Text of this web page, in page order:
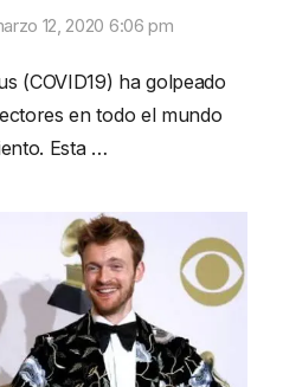
12, 2020 6:06 pm
(COVID19) ha golpeado
en todo el mundo
Esta …